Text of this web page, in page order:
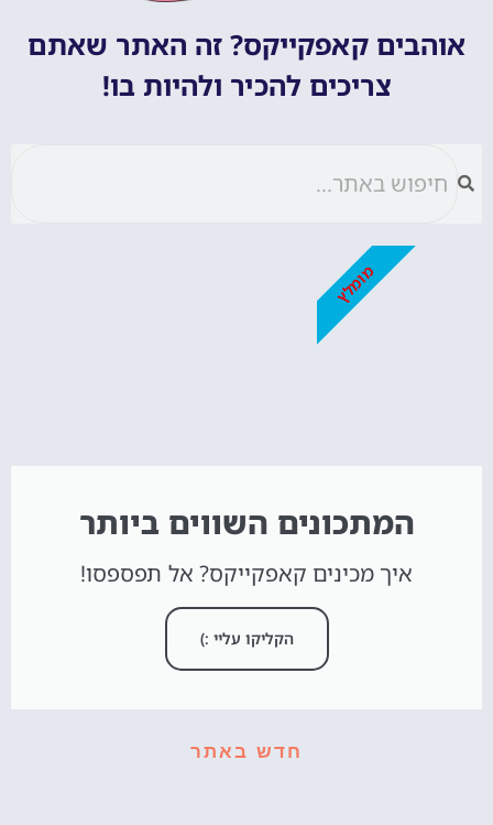
אוהבים קאפקייקס? זה האתר שאתם
צריכים להכיר ולהיות בו!
המתכונים השווים ביותר
איך מכינים קאפקייקס? אל תפספסו!
הקליקו עליי :)
מומלץ
חדש באתר